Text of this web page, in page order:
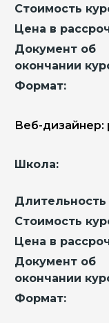
Стоимость
Цена в
Документ об
окончании
Формат:
Веб-дизайнер:
Школа:
Длительность
Стоимость
Цена в
Документ об
окончании
Формат: